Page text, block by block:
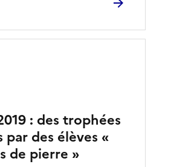
: des trophées
par des élèves «
de pierre »